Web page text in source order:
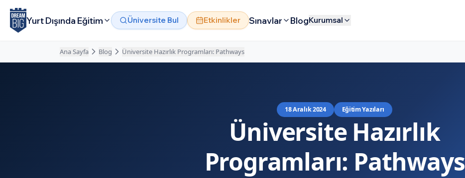
Ana içeriğe atla
Yurt Dışında Eğitim Üniversite Bul Etkinlikler Sınavlar BlogKurumsal
Ana Sayfa Blog Üniversite Hazırlık Programları: Pathways
18 Aralık 2024 Eğitim Yazıları
Üniversite Hazırlık
Programları: Pathways